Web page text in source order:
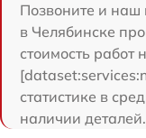
Позвоните и наш
в Челябинске
стоимость работ
статистике в
наличии деталей.